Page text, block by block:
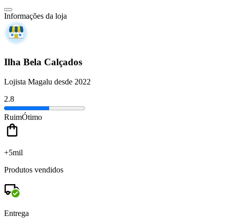
Informações da loja
Ilha Bela Calçados
Lojista Magalu desde 2022
2.8
RuimÓtimo
+5mil
Produtos vendidos
Entrega